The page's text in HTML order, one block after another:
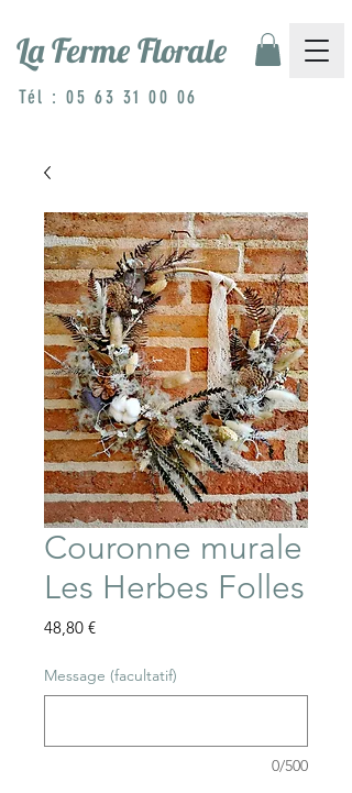
La Ferme Florale
Tél :05 63 31 00 06
Couronne murale
Les Herbes Folles
48,80 €Prix
Message (facultatif)
0/500